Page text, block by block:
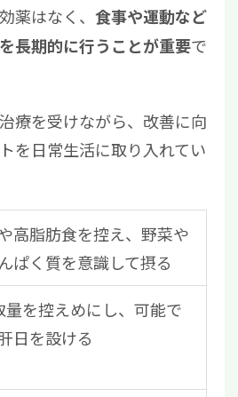
薬はなく、 食事や運動など
長期的に行うことが重要で
療を受けながら、改善に向
を日常生活に取り入れてい
高脂肪食を控え、野菜や
ぱく質を意識して摂る
量を控えめにし、可能で
日を設ける